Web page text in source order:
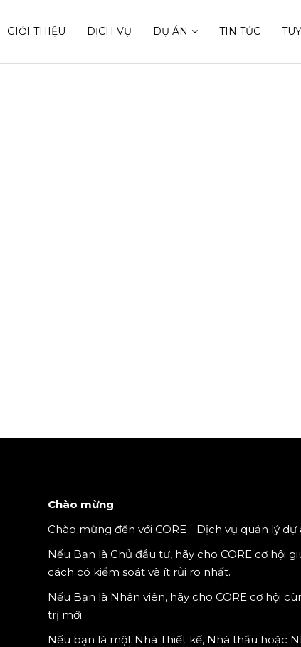
GIỚI THIỆU DỊCH VỤ DỰ ÁN TIN TỨC
Chào mừng
Chào mừng đến với CORE - Dịch vụ quản lý
Nếu Bạn là Chủ đầu tư, hãy cho CORE cơ hội
cách có kiểm soát và ít rủi ro nhất.
Nếu Bạn là Nhân viên, hãy cho CORE cơ hội
trị mới.
Nếu bạn là một Nhà Thiết kế, Nhà thầu hoặc